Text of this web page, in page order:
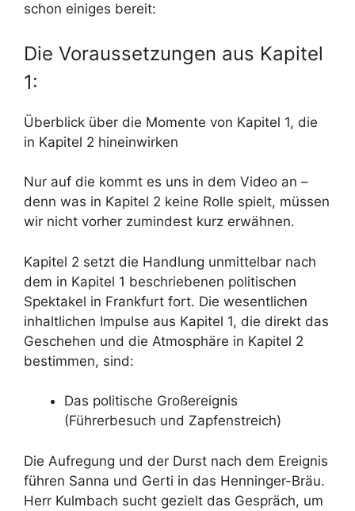
schon einiges bereit:
Die Voraussetzungen aus Kapitel
1:
Überblick über die Momente von Kapitel 1, die
in Kapitel 2 hineinwirken
Nur auf die kommt es uns in dem Video an –
denn was in Kapitel 2 keine Rolle spielt, müssen
wir nicht vorher zumindest kurz erwähnen.
Kapitel 2 setzt die Handlung unmittelbar nach
dem in Kapitel 1 beschriebenen politischen
Spektakel in Frankfurt fort. Die wesentlichen
inhaltlichen Impulse aus Kapitel 1, die direkt das
Geschehen und die Atmosphäre in Kapitel 2
bestimmen, sind:
Das politische Großereignis
(Führerbesuch und Zapfenstreich)
Die Aufregung und der Durst nach dem Ereignis
führen Sanna und Gerti in das Henninger-Bräu.
Herr Kulmbach sucht gezielt das Gespräch, um